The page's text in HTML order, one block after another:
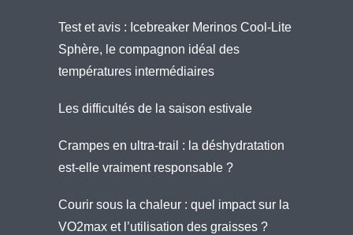
Test et avis : Icebreaker Merinos Cool-Lite
Sphère, le compagnon idéal des
températures intermédiaires
Les difficultés de la saison estivale
Crampes en ultra-trail : la déshydratation
est-elle vraiment responsable ?
Courir sous la chaleur : quel impact sur la
VO2max et l’utilisation des graisses ?